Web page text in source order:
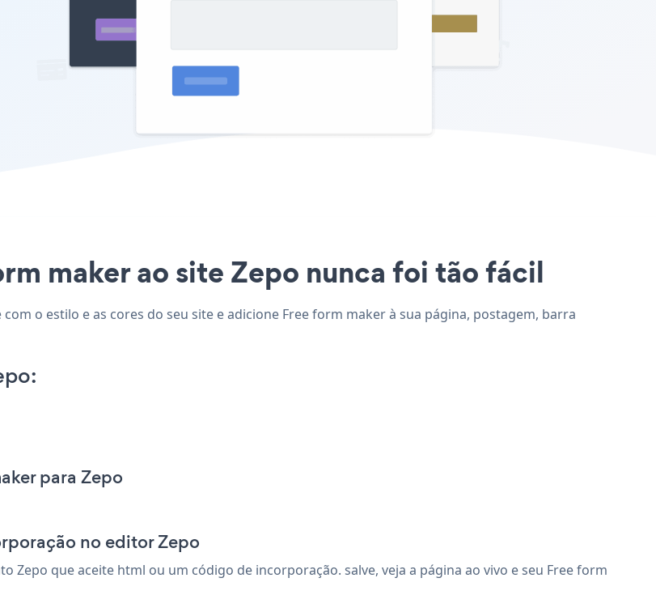
maker ao site Zepo nunca foi tão fácil
o estilo e as cores do seu site e adicione Free form maker à sua página, postagem, barra
para Zepo
no editor Zepo
Zepo que aceite html ou um código de incorporação. salve, veja a página ao vivo e seu Free form